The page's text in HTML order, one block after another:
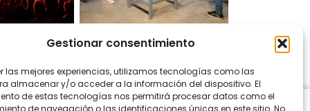
Gestionar consentimiento
las mejores experiencias, utilizamos tecnologías como las
almacenar y/o acceder a la información del dispositivo. El
de estas tecnologías nos permitirá procesar datos como el
de navegación o las identificaciones únicas en este sitio. No
Instagram